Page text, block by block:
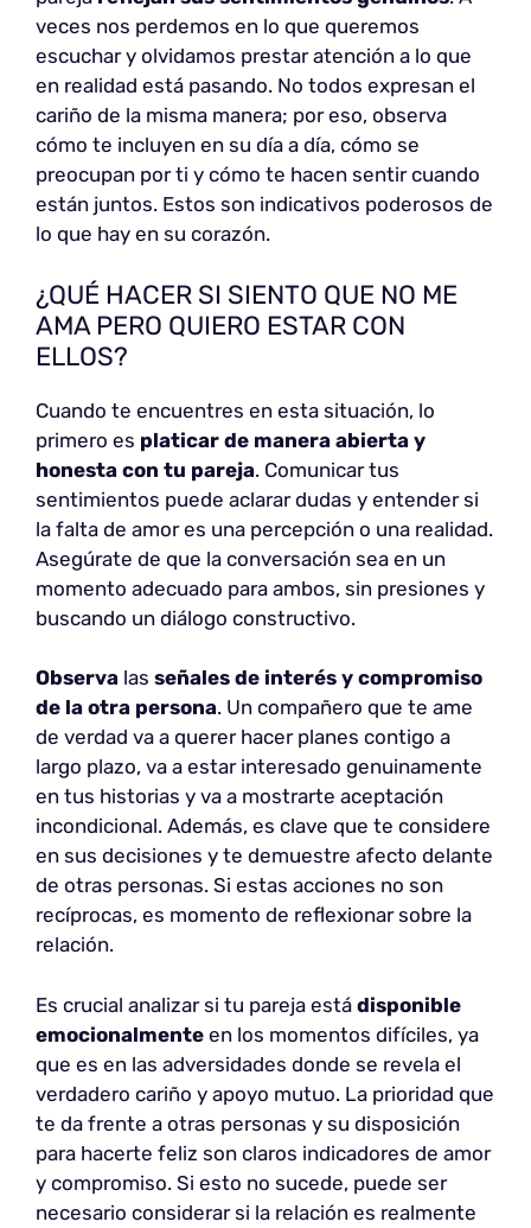
veces nos perdemos en lo que queremos
escuchar y olvidamos prestar atención a lo que
en realidad está pasando. No todos expresan el
cariño de la misma manera; por eso, observa
cómo te incluyen en su día a día, cómo se
preocupan por ti y cómo te hacen sentir cuando
están juntos. Estos son indicativos poderosos de
lo que hay en su corazón.
¿QUÉ HACER SI SIENTO QUE NO ME
AMA PERO QUIERO ESTAR CON
ELLOS?
Cuando te encuentres en esta situación, lo
primero es platicar de manera abierta y
honesta con tu pareja. Comunicar tus
sentimientos puede aclarar dudas y entender si
la falta de amor es una percepción o una realidad.
Asegúrate de que la conversación sea en un
momento adecuado para ambos, sin presiones y
buscando un diálogo constructivo.
Observa las señales de interés y compromiso
de la otra persona. Un compañero que te ame
de verdad va a querer hacer planes contigo a
largo plazo, va a estar interesado genuinamente
en tus historias y va a mostrarte aceptación
incondicional. Además, es clave que te considere
en sus decisiones y te demuestre afecto delante
de otras personas. Si estas acciones no son
recíprocas, es momento de reflexionar sobre la
relación.
Es crucial analizar si tu pareja está disponible
emocionalmente en los momentos difíciles, ya
que es en las adversidades donde se revela el
verdadero cariño y apoyo mutuo. La prioridad que
te da frente a otras personas y su disposición
para hacerte feliz son claros indicadores de amor
y compromiso. Si esto no sucede, puede ser
necesario considerar si la relación es realmente